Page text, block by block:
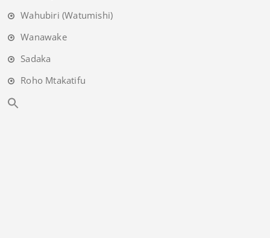
Wahubiri (Watumishi)
Wanawake
Sadaka
Roho Mtakatifu